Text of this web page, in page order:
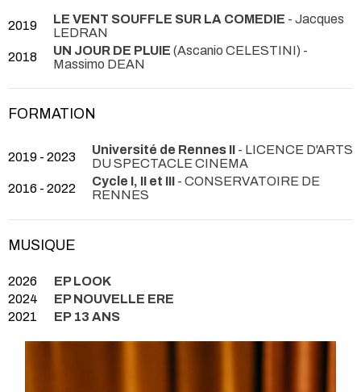
2019 LE VENT SOUFFLE SUR LA COMEDIE - Jacques
LEDRAN
2018
UN JOUR DE PLUIE (Ascanio CELESTINI) -
Massimo DEAN
FORMATION
2019 - 2023 Université de Rennes II - LICENCE D'ARTS
DU SPECTACLE CINEMA
2016 - 2022
Cycle I, II et III - CONSERVATOIRE DE
RENNES
MUSIQUE
2026
EP LOOK
2024
EP NOUVELLE ERE
2021
EP 13 ANS